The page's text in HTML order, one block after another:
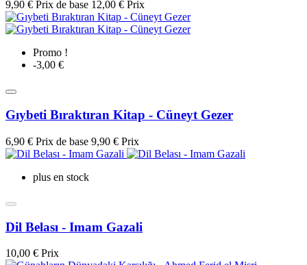
9,90 € Prix de base 12,00 € Prix
Promo !
-3,00 €
Gıybeti Bıraktıran Kitap - Cüneyt Gezer
6,90 € Prix de base 9,90 € Prix
plus en stock
Dil Belası - Imam Gazali
10,00 € Prix